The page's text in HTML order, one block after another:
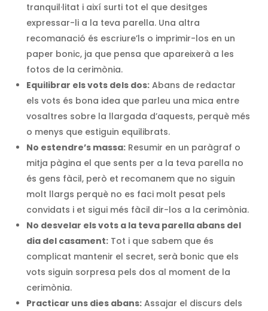
tranquil·litat i així surti tot el que desitges
expressar-li a la teva parella. Una altra
recomanació és escriure’ls o imprimir-los en un
paper bonic, ja que pensa que apareixerà a les
fotos de la cerimònia.
Equilibrar els vots dels dos: Abans de redactar
els vots és bona idea que parleu una mica entre
vosaltres sobre la llargada d’aquests, perquè més
o menys que estiguin equilibrats.
No estendre’s massa: Resumir en un paràgraf o
mitja pàgina el que sents per a la teva parella no
és gens fàcil, però et recomanem que no siguin
molt llargs perquè no es faci molt pesat pels
convidats i et sigui més fàcil dir-los a la cerimònia.
No desvelar els vots a la teva parella abans del
dia del casament: Tot i que sabem que és
complicat mantenir el secret, serà bonic que els
vots siguin sorpresa pels dos al moment de la
cerimònia.
Practicar uns dies abans: Assajar el discurs dels